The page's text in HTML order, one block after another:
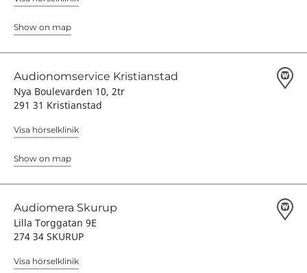
Show on map
Audionomservice Kristianstad
Nya Boulevarden 10, 2tr
291 31 Kristianstad
Visa hörselklinik
Show on map
Audiomera Skurup
Lilla Torggatan 9E
274 34 SKURUP
Visa hörselklinik